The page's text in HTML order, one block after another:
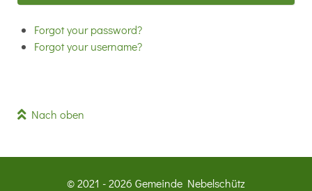
Forgot your password?
Forgot your username?
Nach oben
© 2021 - 2026 Gemeinde Nebelschütz